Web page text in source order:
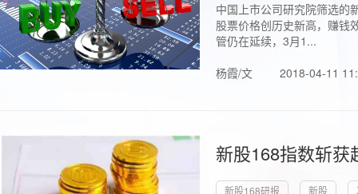
中国上市公司研究院筛选的
股票价格创历史新高，赚钱
管仍在延续，3月1...
杨霞/文
2018-04-11
新股168指数斩
新股168研报 新股